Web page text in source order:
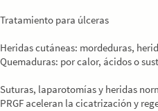
Tratamiento para úlceras
Heridas cutáneas: mordeduras,
Quemaduras: por calor, ácidos o
Suturas, laparotomías y heridas
PRGF aceleran la cicatrización y